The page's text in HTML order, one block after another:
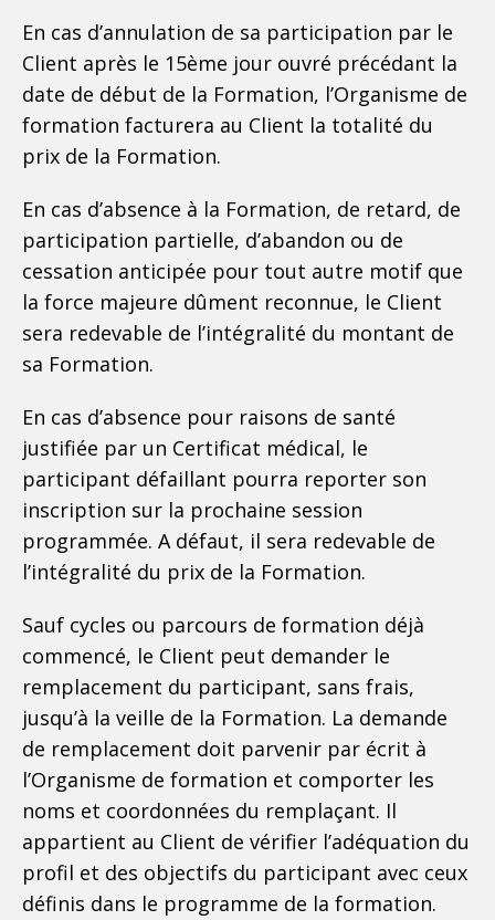
En cas d’annulation de sa participation par le
Client après le 15ème jour ouvré précédant la
date de début de la Formation, l’Organisme de
formation facturera au Client la totalité du
prix de la Formation.
En cas d’absence à la Formation, de retard, de
participation partielle, d’abandon ou de
cessation anticipée pour tout autre motif que
la force majeure dûment reconnue, le Client
sera redevable de l’intégralité du montant de
sa Formation.
En cas d’absence pour raisons de santé
justifiée par un Certificat médical, le
participant défaillant pourra reporter son
inscription sur la prochaine session
programmée. A défaut, il sera redevable de
l’intégralité du prix de la Formation.
Sauf cycles ou parcours de formation déjà
commencé, le Client peut demander le
remplacement du participant, sans frais,
jusqu’à la veille de la Formation. La demande
de remplacement doit parvenir par écrit à
l’Organisme de formation et comporter les
noms et coordonnées du remplaçant. Il
appartient au Client de vérifier l’adéquation du
profil et des objectifs du participant avec ceux
définis dans le programme de la formation.